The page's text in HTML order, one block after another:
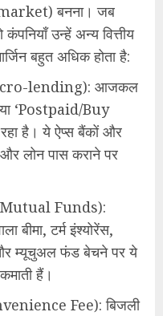
बनना। जब
उन्हें अन्य वित्तीय
बहुत अधिक होता है:
lending): आजकल
‘Postpaid/Buy
है। ये ऐप्स बैंकों और
लोन पास कराने पर
Mutual Funds):
बीमा, टर्म इंश्योरेंस,
म्यूचुअल फंड बेचने पर ये
हैं।
Fee): बिजली